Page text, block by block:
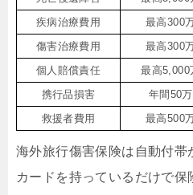
疾病治療費用
最高300
傷害治療費用
最高300
個人賠償責任
最高5,000
携行品損害
年間50
救援者費用
最高500
海外旅行傷害保険は自動付帯
カードを持っているだけで